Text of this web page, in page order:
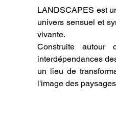
LANDSCAPES est
univers sensuel et
vivante.
Construite
interdépendances
un lieu de
l'image des